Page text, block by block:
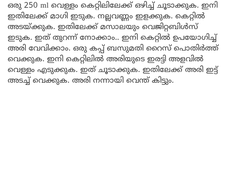
ഒരു 250 ml വെള്ളം കെറ്റിലിലേക്ക് ഒഴിച്ച് ചൂടാക്കുക. ഇനി
ഇതിലേക്ക് മാഗി ഇടുക. നല്ലവണ്ണം ഇളക്കുക. കെറ്റിൽ
അടയ്ക്കുക. ഇതിലേക്ക് മസാലയും വെജിറ്റബിൾസ്
ഇടുക. ഇത് തുറന്ന് നോക്കാം.. ഇനി കെറ്റിൽ ഉപയോഗിച്ച്
അരി വേവിക്കാം. ഒരു കപ്പ് ബസുമതി റൈസ് പൊതിർത്ത്
വെക്കുക. ഇനി കെറ്റിലിൽ അരിയുടെ ഇരട്ടി അളവിൽ
വെള്ളം എടുക്കുക. ഇത് ചൂടാക്കുക. ഇതിലേക്ക് അരി ഇട്ട്
അടച്ച് വെക്കുക. അരി നന്നായി വെന്ത് കിട്ടും.